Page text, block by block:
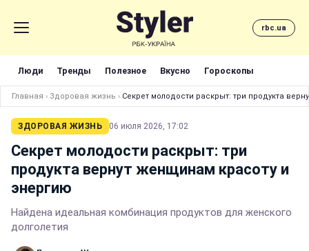
rbc.ua
Люди Тренды Полезное Вкусно Гороскопы
Главная › Здоровая жизнь › Секрет молодости раскрыт: три продукта
ЗДОРОВАЯ ЖИЗНЬ 06 июля 2026, 17:02
Секрет молодости раскрыт: три
продукта вернут женщинам красоту и
энергию
Найдена идеальная комбинация продуктов для женского
долголетия